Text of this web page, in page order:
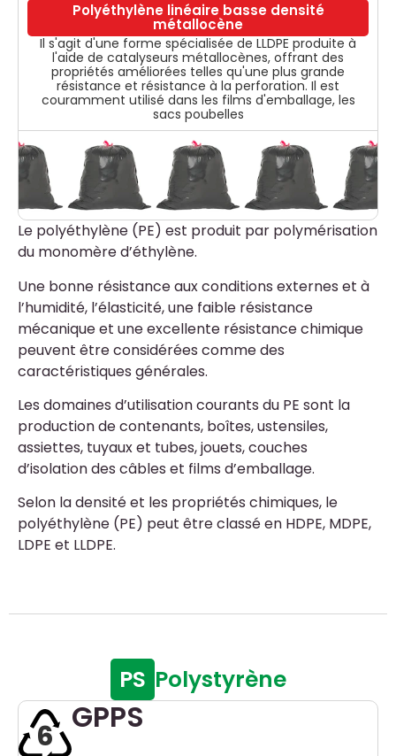
Polyéthylène linéaire basse densité
métallocène
Il s'agit d'une forme spécialisée de LLDPE produite à
l'aide de catalyseurs métallocènes, offrant des
propriétés améliorées telles qu'une plus grande
résistance et résistance à la perforation. Il est
couramment utilisé dans les films d'emballage, les
sacs poubelles
Le polyéthylène (PE) est produit par polymérisation
du monomère d’éthylène.
Une bonne résistance aux conditions externes et à
l’humidité, l’élasticité, une faible résistance
mécanique et une excellente résistance chimique
peuvent être considérées comme des
caractéristiques générales.
Les domaines d’utilisation courants du PE sont la
production de contenants, boîtes, ustensiles,
assiettes, tuyaux et tubes, jouets, couches
d’isolation des câbles et films d’emballage.
Selon la densité et les propriétés chimiques, le
polyéthylène (PE) peut être classé en HDPE, MDPE,
LDPE et LLDPE.
PS Polystyrène
6 GPPS